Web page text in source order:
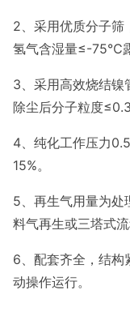
2、采用优质分子筛
氢气含湿量≤-75℃露
3、采用高效烧结镍
除尘后分子粒度
4、纯化工作压力
15%。
5、再生气用量为处
料气再生或三塔式
6、配套齐全，结构
动操作运行。